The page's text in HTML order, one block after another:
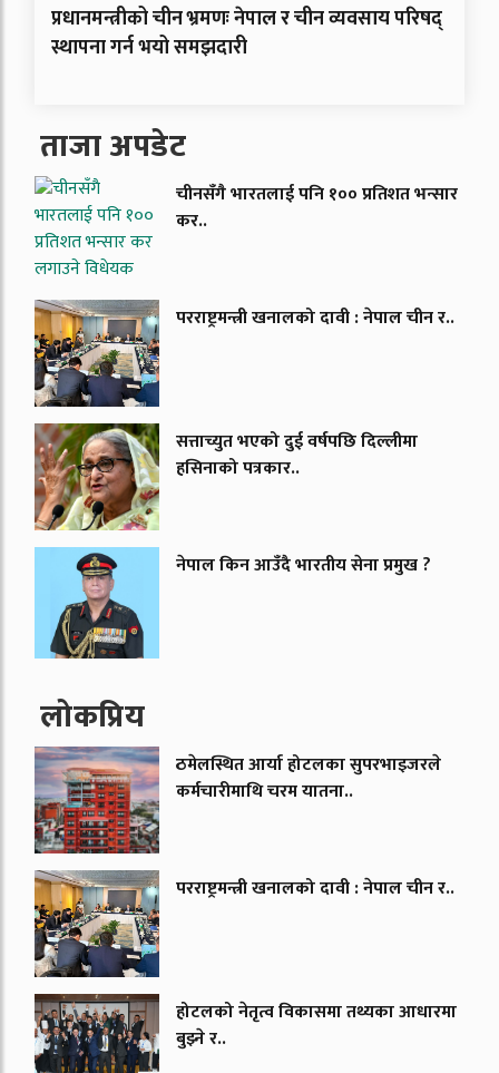
प्रधानमन्त्रीको चीन भ्रमणः नेपाल र चीन व्यवसाय परिषद्
स्थापना गर्न भयो समझदारी
ताजा अपडेट
चीनसँगै भारतलाई पनि १०० प्रतिशत भन्सार
कर..
परराष्ट्रमन्त्री खनालको दावी : नेपाल चीन र..
सत्ताच्युत भएको दुई वर्षपछि दिल्लीमा
हसिनाको पत्रकार..
नेपाल किन आउँदै भारतीय सेना प्रमुख ?
लाेकप्रिय
ठमेलस्थित आर्या होटलका सुपरभाइजरले
कर्मचारीमाथि चरम यातना..
परराष्ट्रमन्त्री खनालको दावी : नेपाल चीन र..
होटलको नेतृत्व विकासमा तथ्यका आधारमा
बुझ्ने र..